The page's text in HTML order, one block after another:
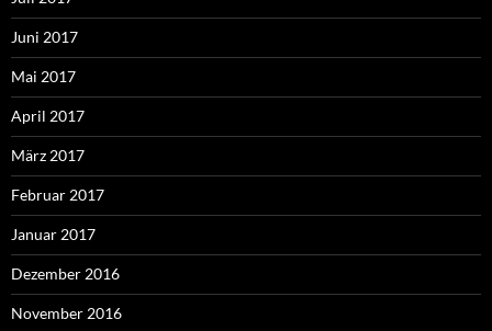
Juni 2017
Mai 2017
April 2017
März 2017
Februar 2017
Januar 2017
Dezember 2016
November 2016